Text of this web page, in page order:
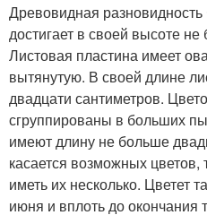
Древовидная
достигает в своей высоте
Листовая пластина имеет
вытянутую. В своей длине
двадцати сантиметров.
сгруппированы в больших
имеют длину не больше
касается возможных
иметь их несколько. Цветет
июня и вплоть до окончания